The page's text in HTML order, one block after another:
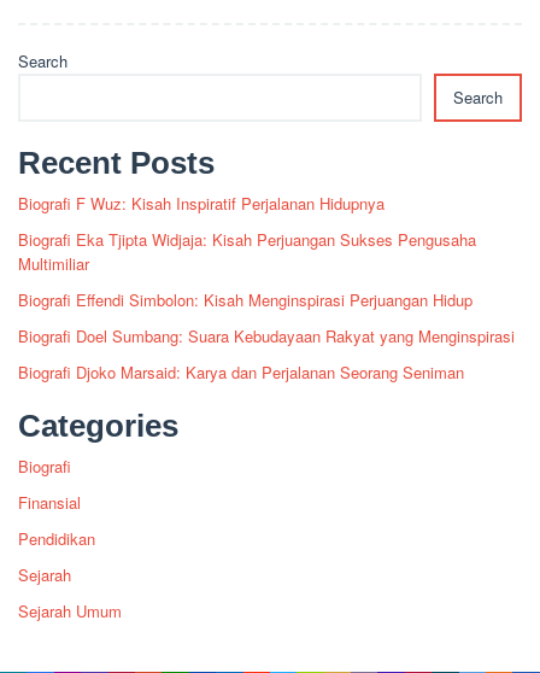
Search
Search
Recent Posts
Biografi F Wuz: Kisah Inspiratif Perjalanan Hidupnya
Biografi Eka Tjipta Widjaja: Kisah Perjuangan Sukses Pengusaha
Multimiliar
Biografi Effendi Simbolon: Kisah Menginspirasi Perjuangan Hidup
Biografi Doel Sumbang: Suara Kebudayaan Rakyat yang Menginspirasi
Biografi Djoko Marsaid: Karya dan Perjalanan Seorang Seniman
Categories
Biografi
Finansial
Pendidikan
Sejarah
Sejarah Umum